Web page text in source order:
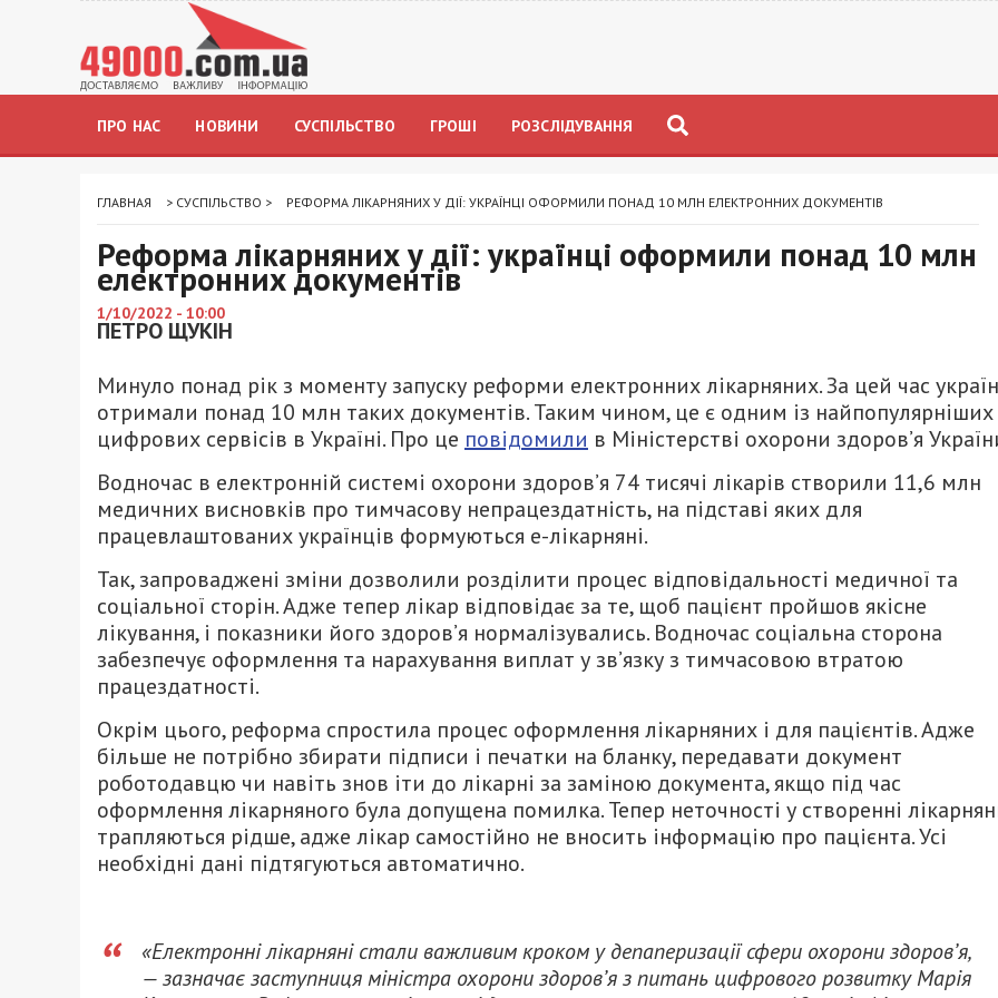
ПРО НАС НОВИНИ СУСПІЛЬСТВО ГРОШІ РОЗСЛІДУВАННЯ
ГЛАВНАЯ > СУСПІЛЬСТВО > РЕФОРМА ЛІКАРНЯНИХ У ДІЇ: УКРАЇНЦІ ОФОРМИЛИ ПОНАД 10 МЛН ЕЛЕКТРОННИХ ДОКУМЕНТІВ
Реформа лікарняних у дії: українці оформили понад 10 млн
електронних документів
1/10/2022 - 10:00
ПЕТРО ЩУКІН
Минуло понад рік з моменту запуску реформи електронних лікарняних. За цей час
отримали понад 10 млн таких документів. Таким чином, це є одним із найпопулярніших
цифрових сервісів в Україні. Про це повідомили в Міністерстві охорони здоров’я
Водночас в електронній системі охорони здоров’я 74 тисячі лікарів створили 11,6 млн
медичних висновків про тимчасову непрацездатність, на підставі яких для
працевлаштованих українців формуються е-лікарняні.
Так, запроваджені зміни дозволили розділити процес відповідальності медичної та
соціальної сторін. Адже тепер лікар відповідає за те, щоб пацієнт пройшов якісне
лікування, і показники його здоров’я нормалізувались. Водночас соціальна сторона
забезпечує оформлення та нарахування виплат у зв’язку з тимчасовою втратою
працездатності.
Окрім цього, реформа спростила процес оформлення лікарняних і для пацієнтів. Адже
більше не потрібно збирати підписи і печатки на бланку, передавати документ
роботодавцю чи навіть знов іти до лікарні за заміною документа, якщо під час
оформлення лікарняного була допущена помилка. Тепер неточності у створенні
трапляються рідше, адже лікар самостійно не вносить інформацію про пацієнта. Усі
необхідні дані підтягуються автоматично.
«Електронні лікарняні стали важливим кроком у депаперизації сфери охорони здоров’я,
— зазначає заступниця міністра охорони здоров’я з питань цифрового розвитку Марія